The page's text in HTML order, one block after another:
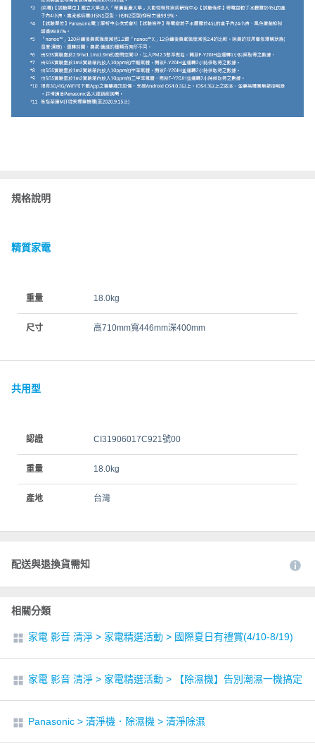
規格說明
精質家電
重量 18.0kg
尺寸 高710mm寬446mm深400mm
共用型
認證 CI31906017C921號00
重量 18.0kg
產地 台灣
配送與退換貨需知
相關分類
家電 影音 清淨 > 家電精選活動 > 國際夏日有禮賞(4/10-8/19)
家電 影音 清淨 > 家電精選活動 > 【除濕機】告別潮濕一機搞定
Panasonic > 清淨機．除濕機 > 清淨除濕